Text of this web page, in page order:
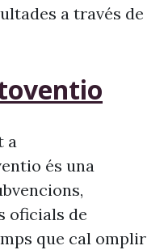
a través de
a
és una
oficials de
que cal omplir